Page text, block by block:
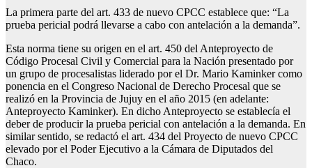
La primera parte del art. 433 de nuevo CPCC establece que: “La
prueba pericial podrá llevarse a cabo con antelación a la demanda”.
Esta norma tiene su origen en el art. 450 del Anteproyecto de
Código Procesal Civil y Comercial para la Nación presentado por
un grupo de procesalistas liderado por el Dr. Mario Kaminker como
ponencia en el Congreso Nacional de Derecho Procesal que se
realizó en la Provincia de Jujuy en el año 2015 (en adelante:
Anteproyecto Kaminker). En dicho Anteproyecto se establecía el
deber de producir la prueba pericial con antelación a la demanda. En
similar sentido, se redactó el art. 434 del Proyecto de nuevo CPCC
elevado por el Poder Ejecutivo a la Cámara de Diputados del
Chaco.